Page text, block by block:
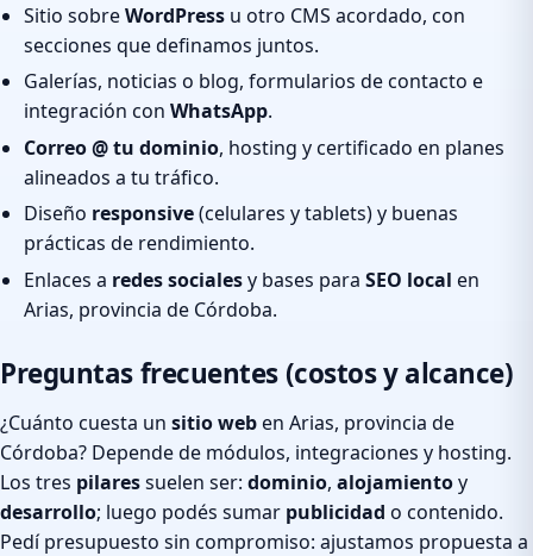
Sitio sobreWordPress u otro CMS acordado, con
secciones que definamos juntos.
Galerías, noticias o blog, formularios de contacto e
integración con WhatsApp.
Correo @ tu dominio, hosting y certificado en planes
alineados a tu tráfico.
Diseño responsive(celulares y tablets) y buenas
prácticas de rendimiento.
Enlaces a redes socialesy bases para SEO local en
Arias, provincia de Córdoba.
Preguntas frecuentes (costos y alcance)
¿Cuánto cuesta un sitio weben Arias, provincia de
Córdoba? Depende de módulos, integraciones y hosting.
Los tres pilaressuelen ser: dominio, alojamientoy
desarrollo; luego podés sumar publicidad o contenido.
Pedí presupuesto sin compromiso: ajustamos propuesta a